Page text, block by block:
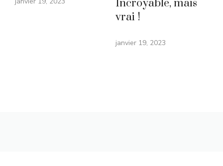
Incroyable, mais
vrai !
janvier 19, 2023